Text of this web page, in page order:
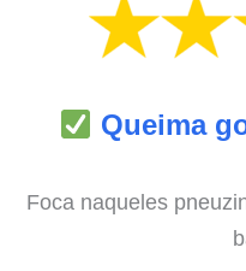
Queima
Foca naqueles